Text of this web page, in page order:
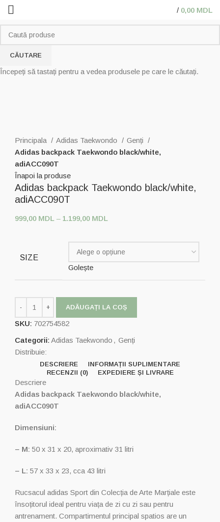
/ 0,00 MDL
Principala
Adidas Taekwondo
Genți
Adidas backpack Taekwondo black/white,
adiACC090T
Înapoi la produse
Adidas backpack Taekwondo black/white,
adiACC090T
999,00 MDL – 1.199,00 MDL
SIZE
Golește
ADĂUGAȚI LA COȘ
SKU: 702754582
Categorii: Adidas Taekwondo , Genți
Distribuie:
DESCRIERE
INFORMAȚII SUPLIMENTARE
RECENZII (0)
EXPEDIERE ȘI LIVRARE
Descriere
Adidas backpack Taekwondo black/white,
adiACC090T
Dimensiuni:
– M: 50 x 31 x 20, aproximativ 31 litri
– L: 57 x 33 x 23, cca 43 litri
Rucsacul adidas Sport din Colecția de Arte Marțiale este
însoțitorul ideal pentru viața de zi cu zi sau pentru
antrenament. Compartimentul principal spatios are un
CĂUTARE
Începeți să tastați pentru a vedea produsele pe care le căutați.